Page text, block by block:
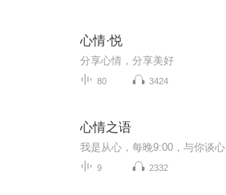
心情·悦
分享心情，分享美好
80 3424
心情之语
我是从心，每晚9:00，与你谈心
9 2332